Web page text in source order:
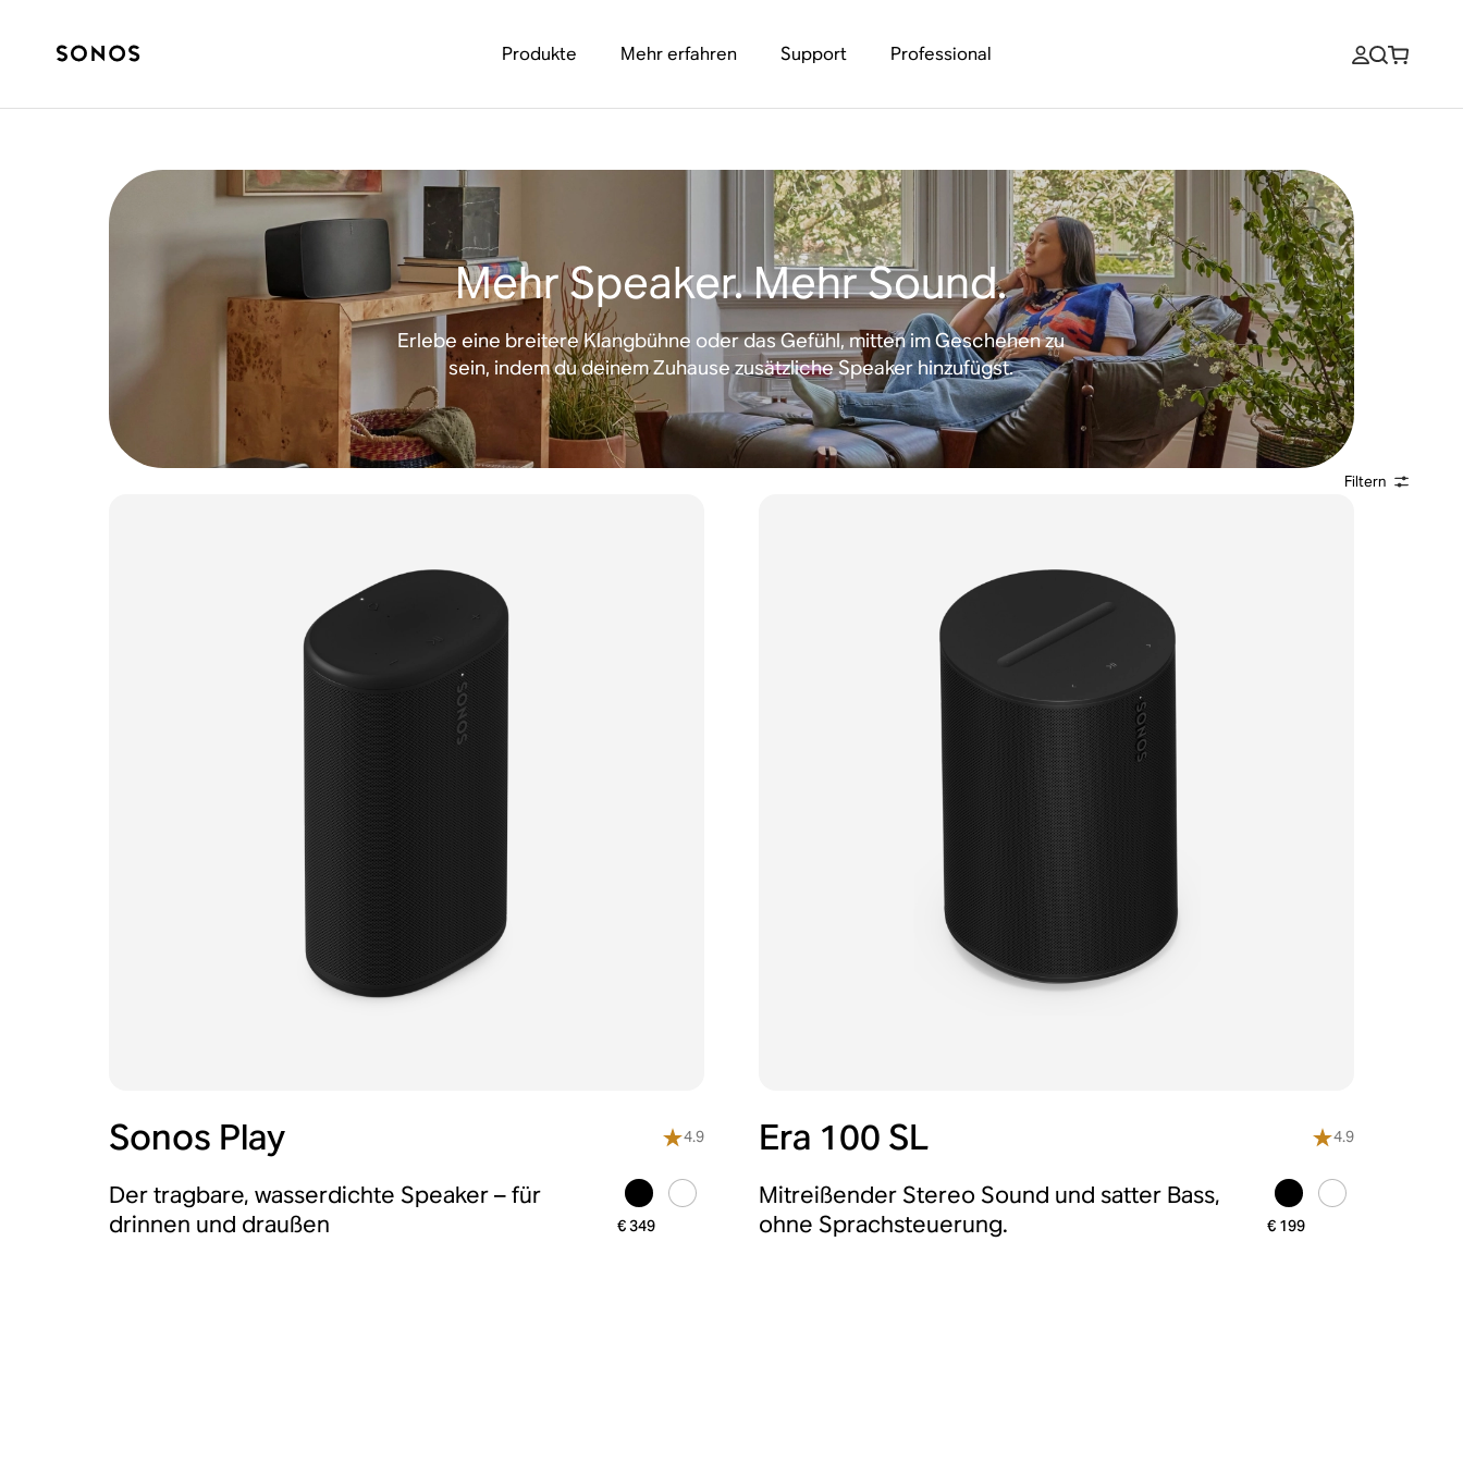
Produkte Mehr erfahren Support Professional
Mehr Speaker. Mehr Sound.
Erlebe eine breitere Klangbühne oder das Gefühl, mitten im Geschehen zu
sein, indem du deinem Zuhause zusätzliche Speaker hinzufügst.
Filtern
Sonos Play 4.9
Der tragbare, wasserdichte Speaker – für
drinnen und draußen
€ 349
Era 100 SL 4.9
Mitreißender Stereo Sound und satter Bass,
ohne Sprachsteuerung.
€ 199